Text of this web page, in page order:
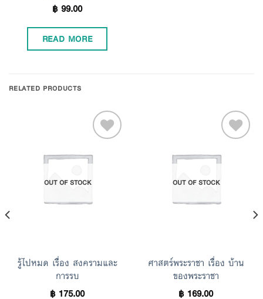
Rated5.00
฿99.00
READ MORE
RELATED PRODUCTS
OUT OF STOCK
รู้ไปหมด เรื่อง สงครามและ
การรบ
฿175.00
OUT OF STOCK
ศาสตร์พระราชา เรื่อง บ้าน
ของพระราชา
฿169.00